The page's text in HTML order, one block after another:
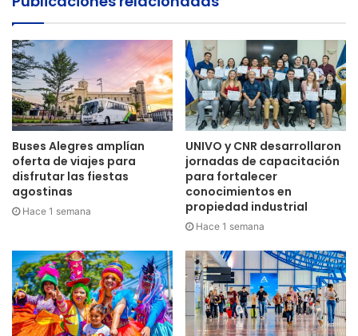
Buses Alegres amplían
oferta de viajes para
disfrutar las fiestas
agostinas
Hace 1 semana
UNIVO y CNR desarrollaron
jornadas de capacitación
para fortalecer
conocimientos en
propiedad industrial
Hace 1 semana